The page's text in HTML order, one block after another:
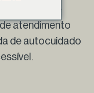
digital que
atendimento
de autocuidado